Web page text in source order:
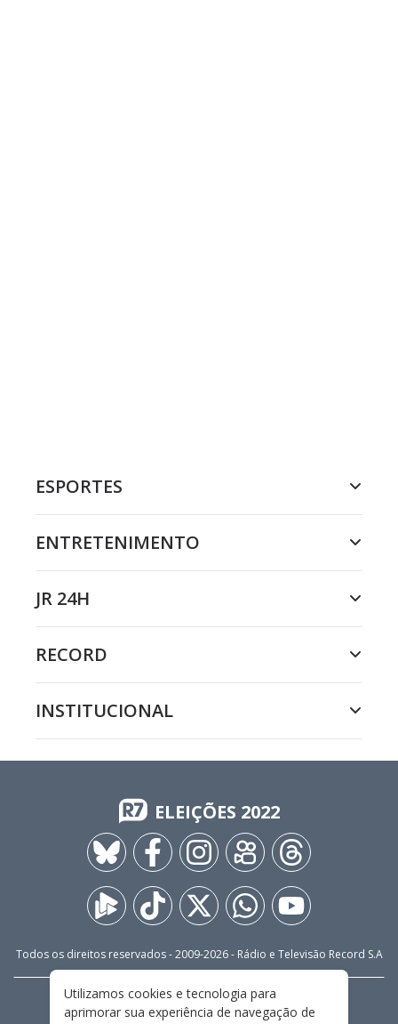
ESPORTES
ENTRETENIMENTO
JR 24H
RECORD
INSTITUCIONAL
ELEIÇÕES 2022
Todos os direitos reservados - 2009-2026- Rádio e Televisão Record S.A
FALE CONOSCO
PRIVACIDADE
Utilizamos cookies e tecnologia para
aprimorar sua experiência de navegação de